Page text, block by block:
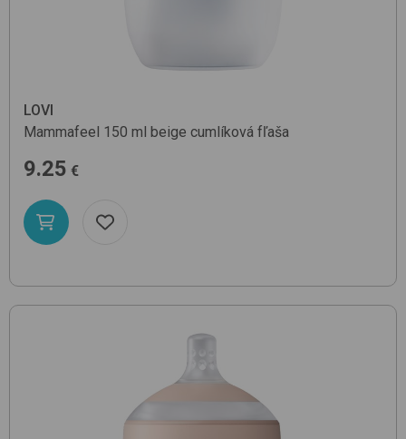
LOVI
Mammafeel 150 ml beige cumlíková fľaša
9.25 €